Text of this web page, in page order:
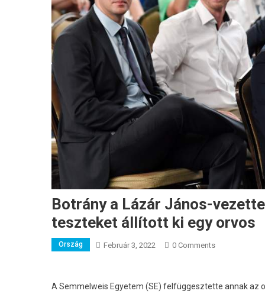
Botrány a Lázár János-
teszteket állított ki egy orvos
Ország Február 3, 2022 0 Comments
A Semmelweis Egyetem (SE) felfüggesztette annak az